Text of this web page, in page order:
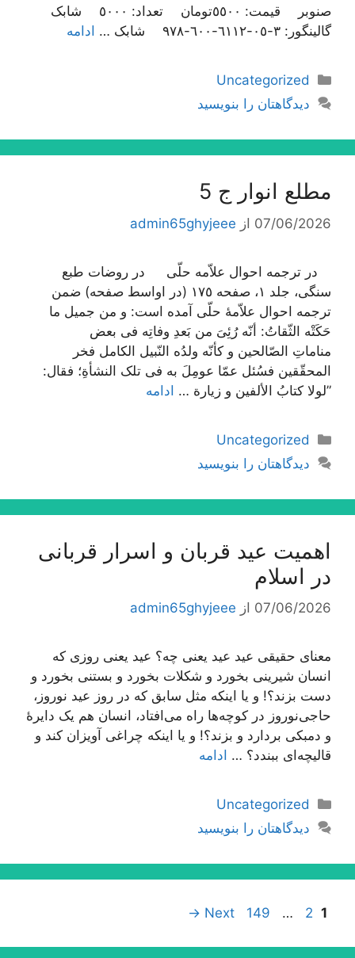
صنوبر قیمت: ٥٥٠٠تومان تعداد: ٥٠٠٠ شابک
گالینگور: ٣-٠٥-٦١١٢-٦٠٠-٩٧٨ شابک …
ادامه
دسته‌ها
Uncategorized
دیدگاهتان را بنویسید
مطلع انوار ج 5
07/06/2026 از admin65ghyjeee
در ترجمه احوال علاّمه حلّی در روضات طبع
سنگی، جلد ١، صفحه ١٧٥ (در اواسط صفحه) ضمن
ترجمه احوال علاّمۀ حلّی آمده است: و من جمیل ما
حَکَتْه الثّقاتُ: أنّه رُئِیَ من بَعدِ وفاتِه فی بعض
مناماتِ الصّالحین و کأنّه ولدُه النّبیل الکامل فخر
المحقّقین فسُئل عمّا عومِلَ به فی تلک النشأةِ؛ فقال:
”لولا کتابُ الألفین و زیارة … ادامه
دسته‌ها
Uncategorized
دیدگاهتان را بنویسید
اهمیت عید قربان و اسرار قربانی
در اسلام
07/06/2026 از admin65ghyjeee
معنای حقیقی عید عید یعنی چه؟ عید یعنی روزی که
انسان شیرینی بخورد و شکلات بخورد و بستنی بخورد و
دست بزند؟! و یا اینکه مثل سابق که در روز عید نوروز،
حاجی‌نوروز در کوچه‌ها راه می‌افتاد، انسان هم یک دایرۀ
و دمبکی بردارد و بزند؟! و یا اینکه چراغی آویزان کند و
قالیچه‌ای ببندد؟ … ادامه
دسته‌ها
Uncategorized
دیدگاهتان را بنویسید
ناوبری
Page
1
Page
2
…
Page
149
Next
→